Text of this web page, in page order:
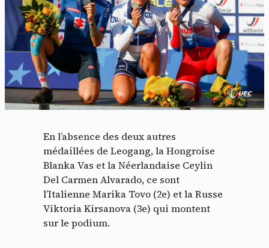
En l’absence des deux autres
médaillées de Leogang, la Hongroise
Blanka Vas et la Néerlandaise Ceylin
Del Carmen Alvarado, ce sont
l’Italienne Marika Tovo (2e) et la Russe
Viktoria Kirsanova (3e) qui montent
sur le podium.